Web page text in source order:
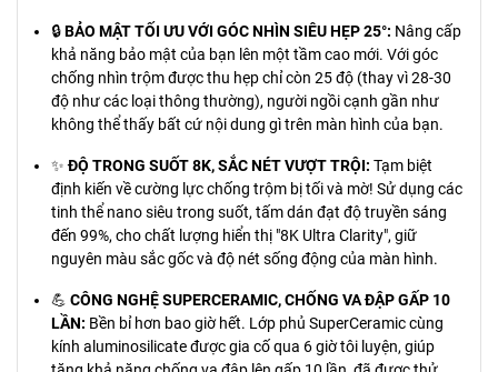
🔒BẢO MẬT TỐI ƯU VỚI GÓC NHÌN SIÊU HẸP 25°: Nâng cấp
khả năng bảo mật của bạn lên một tầm cao mới. Với góc
chống nhìn trộm được thu hẹp chỉ còn 25 độ (thay vì 28-30
độ như các loại thông thường), người ngồi cạnh gần như
không thể thấy bất cứ nội dung gì trên màn hình của bạn.
✨ĐỘ TRONG SUỐT 8K, SẮC NÉT VƯỢT TRỘI: Tạm biệt
định kiến về cường lực chống trộm bị tối và mờ! Sử dụng các
tinh thể nano siêu trong suốt, tấm dán đạt độ truyền sáng
đến 99%, cho chất lượng hiển thị "8K Ultra Clarity", giữ
nguyên màu sắc gốc và độ nét sống động của màn hình.
💪 CÔNG NGHỆ SUPERCERAMIC, CHỐNG VA ĐẬP GẤP 10
LẦN: Bền bỉ hơn bao giờ hết. Lớp phủ SuperCeramic cùng
kính aluminosilicate được gia cố qua 6 giờ tôi luyện, giúp